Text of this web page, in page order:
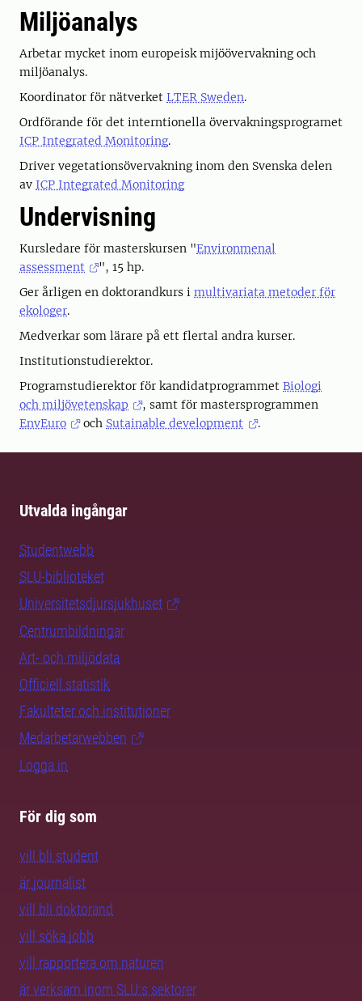
Miljöanalys
Arbetar mycket inom europeisk mijöövervakning och
miljöanalys.
Koordinator för nätverket LTER Sweden.
Ordförande för det interntionella övervakningsprogramet
ICP Integrated Monitoring.
Driver vegetationsövervakning inom den Svenska delen
av ICP Integrated Monitoring
Undervisning
Kursledare för masterskursen "Environmenal
assessment
", 15 hp.
Ger årligen en doktorandkurs i multivariata metoder för
ekologer.
Medverkar som lärare på ett flertal andra kurser.
Institutionstudierektor.
Programstudierektor för kandidatprogrammet Biologi
och miljövetenskap
, samt för mastersprogrammen
EnvEuro
och Sutainable development .
Utvalda ingångar
Studentwebb
SLU-biblioteket
Universitetsdjursjukhuset
Centrumbildningar
Art- och miljödata
Officiell statistik
Fakulteter och institutioner
Medarbetarwebben
Logga in
För dig som
vill bli student
är journalist
vill bli doktorand
vill söka jobb
vill rapportera om naturen
är verksam inom SLU:s sektorer